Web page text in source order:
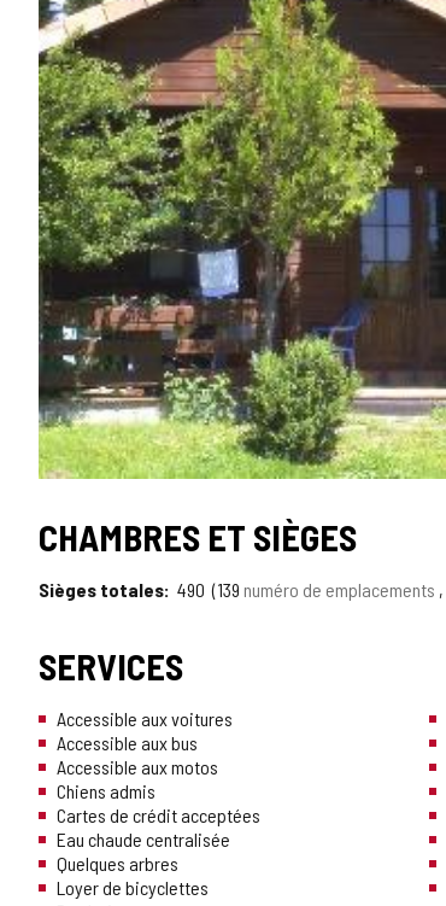
TIPO
CHAMBRES ET SIÈGES
Sièges totales 490 139 numéro de emplacements
SERVICES
Accessible aux voitures
Accessible aux bus
Accessible aux motos
Chiens admis
Cartes de crédit acceptées
Eau chaude centralisée
Quelques arbres
Loyer de bicyclettes